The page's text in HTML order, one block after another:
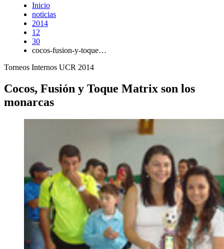
Inicio
noticias
2014
12
30
cocos-fusion-y-toque…
Torneos Internos UCR 2014
Cocos, Fusión y Toque Matrix son los
monarcas